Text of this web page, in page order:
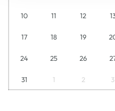
10 11 12
17 18 19
24 25 26
31 1 2 3